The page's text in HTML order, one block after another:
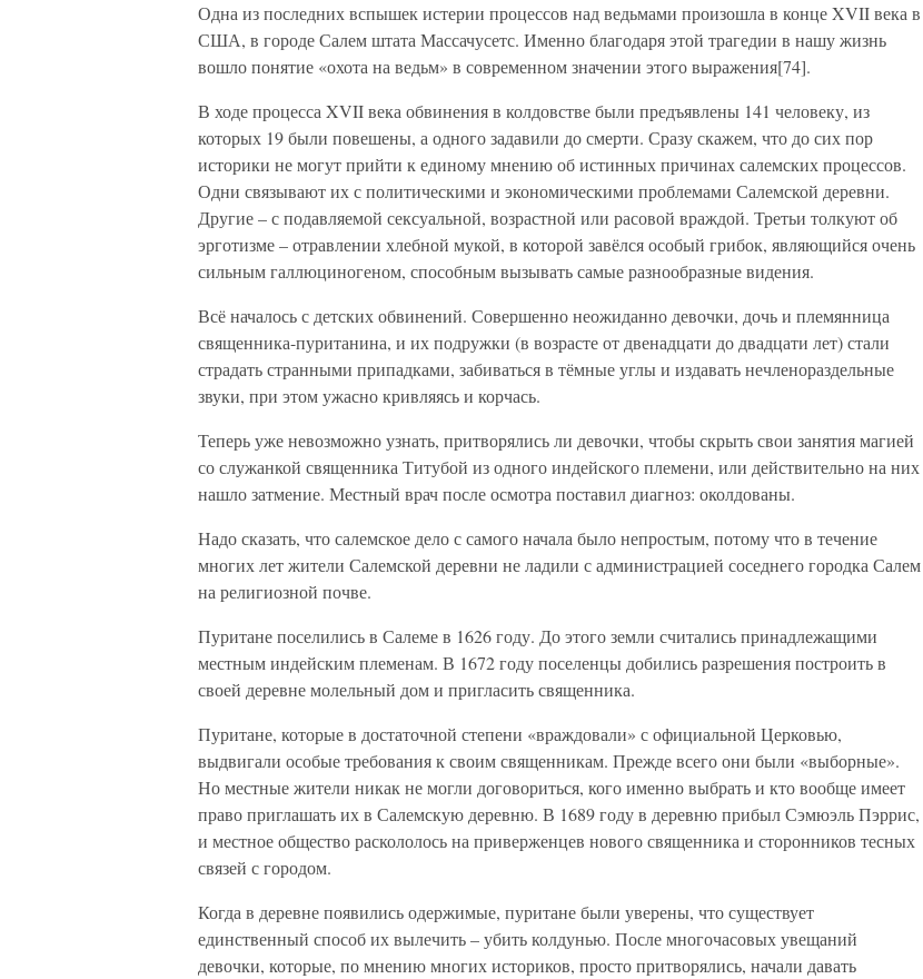
Одна из последних вспышек истерии процессов над ведьмами произошла в конце XVII века в
США, в городе Салем штата Массачусетс. Именно благодаря этой трагедии в нашу жизнь
вошло понятие «охота на ведьм» в современном значении этого выражения[74].
В ходе процесса XVII века обвинения в колдовстве были предъявлены 141 человеку, из
которых 19 были повешены, а одного задавили до смерти. Сразу скажем, что до сих пор
историки не могут прийти к единому мнению об истинных причинах салемских процессов.
Одни связывают их с политическими и экономическими проблемами Салемской деревни.
Другие – с подавляемой сексуальной, возрастной или расовой враждой. Третьи толкуют об
эрготизме – отравлении хлебной мукой, в которой завёлся особый грибок, являющийся очень
сильным галлюциногеном, способным вызывать самые разнообразные видения.
Всё началось с детских обвинений. Совершенно неожиданно девочки, дочь и племянница
священника-пуританина, и их подружки (в возрасте от двенадцати до двадцати лет) стали
страдать странными припадками, забиваться в тёмные углы и издавать нечленораздельные
звуки, при этом ужасно кривляясь и корчась.
Теперь уже невозможно узнать, притворялись ли девочки, чтобы скрыть свои занятия магией
со служанкой священника Титубой из одного индейского племени, или действительно на них
нашло затмение. Местный врач после осмотра поставил диагноз: околдованы.
Надо сказать, что салемское дело с самого начала было непростым, потому что в течение
многих лет жители Салемской деревни не ладили с администрацией соседнего городка Салем
на религиозной почве.
Пуритане поселились в Салеме в 1626 году. До этого земли считались принадлежащими
местным индейским племенам. В 1672 году поселенцы добились разрешения построить в
своей деревне молельный дом и пригласить священника.
Пуритане, которые в достаточной степени «враждовали» с официальной Церковью,
выдвигали особые требования к своим священникам. Прежде всего они были «выборные».
Но местные жители никак не могли договориться, кого именно выбрать и кто вообще имеет
право приглашать их в Салемскую деревню. В 1689 году в деревню прибыл Сэмюэль Пэррис,
и местное общество раскололось на приверженцев нового священника и сторонников тесных
связей с городом.
Когда в деревне появились одержимые, пуритане были уверены, что существует
единственный способ их вылечить – убить колдунью. После многочасовых увещаний
девочки, которые, по мнению многих историков, просто притворялись, начали давать